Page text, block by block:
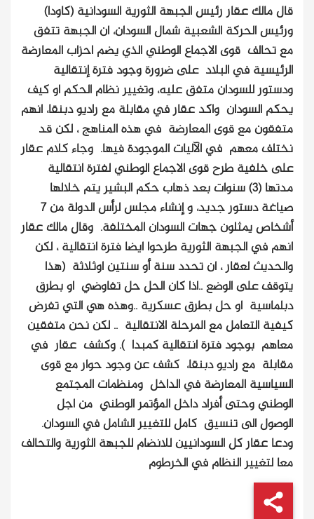
قال مالك عقار رئيس الجبهة الثورية السودانية (كاودا)
ورئيس الحركة الشعبية شمال السودان، ان الجبهة تتفق
مع تحالف قوى الاجماع الوطني الذي يضم احزاب المعارضة
الرئيسية في البلاد على ضرورة وجود فترة إنتقالية
ودستور للسودان متفق عليه، وتغيير نظام الحكم او كيف
يحكم السودان واكد عقار في مقابلة مع راديو دبنقا، انهم
متفقون مع قوى المعارضة في هذه المناهج ، لكن قد
نختلف معهم في الآليات الموجودة فيها. وجاء كلام عقار
على خلفية طرح قوى الاجماع الوطني لفترة انتقالية
مدتها (3) سنوات بعد ذهاب حكم البشير يتم خلالها
صياغة دستور جديد، و إنشاء مجلس لرأس الدولة من 7
أشخاص يمثلون جهات السودان المختلفة. وقال مالك عقار
انهم في الجبهة الثورية طرحوا ايضا فترة انتقالية ، لكن
والحديث لعقار ، ان تحدد سنة أو سنتين اوثلاثة (هذا
يتوقف على الوضع ..اذا كان الحل حل تفاوضي او بطرق
دبلماسية او حل بطرق عسكرية ..وهذه هي التي تفرض
كيفية التعامل مع المرحلة الانتقالية .. لكن نحن متفقين
معاهم بوجود فترة انتقالية كمبدا ). وكشف عقار في
مقابلة مع راديو دبنقا، كشف عن وجود حوار مع قوى
السياسية المعارضة في الداخل ومنظمات المجتمع
الوطني وحتى أفراد داخل المؤتمر الوطني من اجل
الوصول الى تنسيق كامل للتغيير الشامل في السودان.
ودعا عقار كل السودانيين للانضام للجبهة الثورية والتحالف
معا لتغيير النظام في الخرطوم